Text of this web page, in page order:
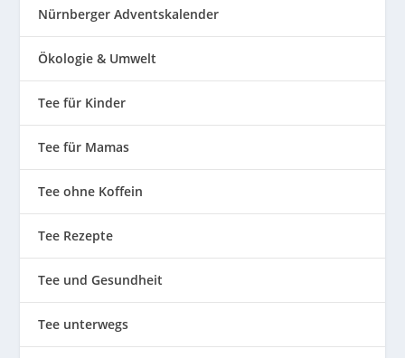
Nürnberger Adventskalender
Ökologie & Umwelt
Tee für Kinder
Tee für Mamas
Tee ohne Koffein
Tee Rezepte
Tee und Gesundheit
Tee unterwegs